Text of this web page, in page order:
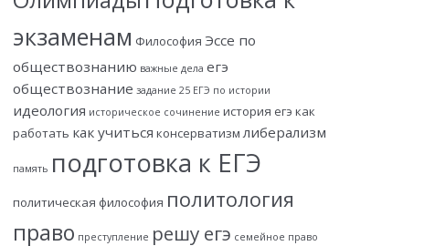
экзаменам Философия Эссе по
обществознанию важные дела егэ
обществознание задание 25 ЕГЭ по истории
идеология историческое сочинение история егэ как
работать как учиться консерватизм либерализм
память подготовка к ЕГЭ
политическая философия политология
право преступление решу егэ семейное право